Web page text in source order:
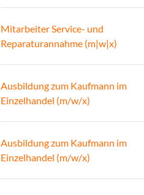
Mitarbeiter Service- und
Reparaturannahme (m|w|x)
Ausbildung zum Kaufmann im
Einzelhandel (m/w/x)
Ausbildung zum Kaufmann im
Einzelhandel (m/w/x)